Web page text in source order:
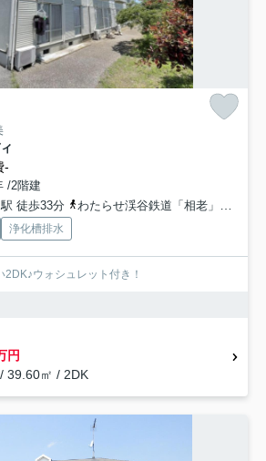
-
/2階建
徒歩33分
わたらせ渓谷鉄道「相老」駅 徒歩33分
浄化槽排水
ウォシュレット付き！
円
39.60㎡ / 2DK